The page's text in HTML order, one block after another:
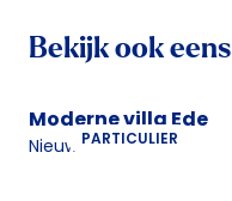
Bekijk ook eens
PARTICULIER
Moderne villa Ede
Nieuwbouw